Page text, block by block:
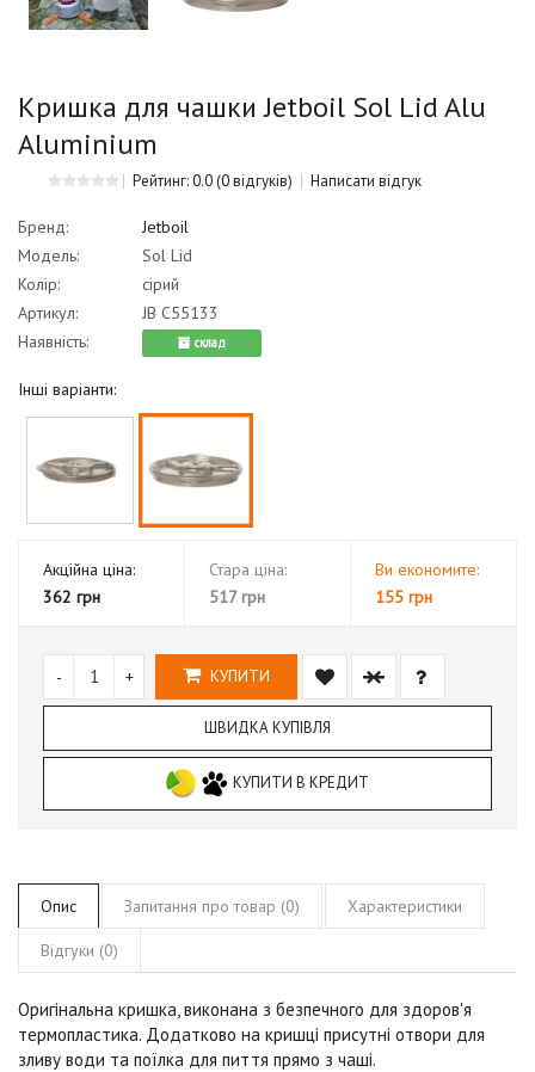
Кришка для чашки Jetboil Sol Lid Alu
Aluminium
Рейтинг: 0.0(0 відгуків) Написати відгук
Бренд:
Jetboil
Модель:
Sol Lid
Колір:
сірий
Артикул:
JB C55133
Наявність:
cклад
Інші варіанти:
Акційна ціна:
362 грн
Стара ціна:
517 грн
Ви економите:
155 грн
- + КУПИТИ
ШВИДКА КУПІВЛЯ
КУПИТИ В КРЕДИТ
Опис Запитання про товар (0) Характеристики
Відгуки (0)
Оригінальна кришка, виконана з безпечного для здоров'я
термопластика. Додатково на кришці присутні отвори для
зливу води та поїлка для пиття прямо з чаші.